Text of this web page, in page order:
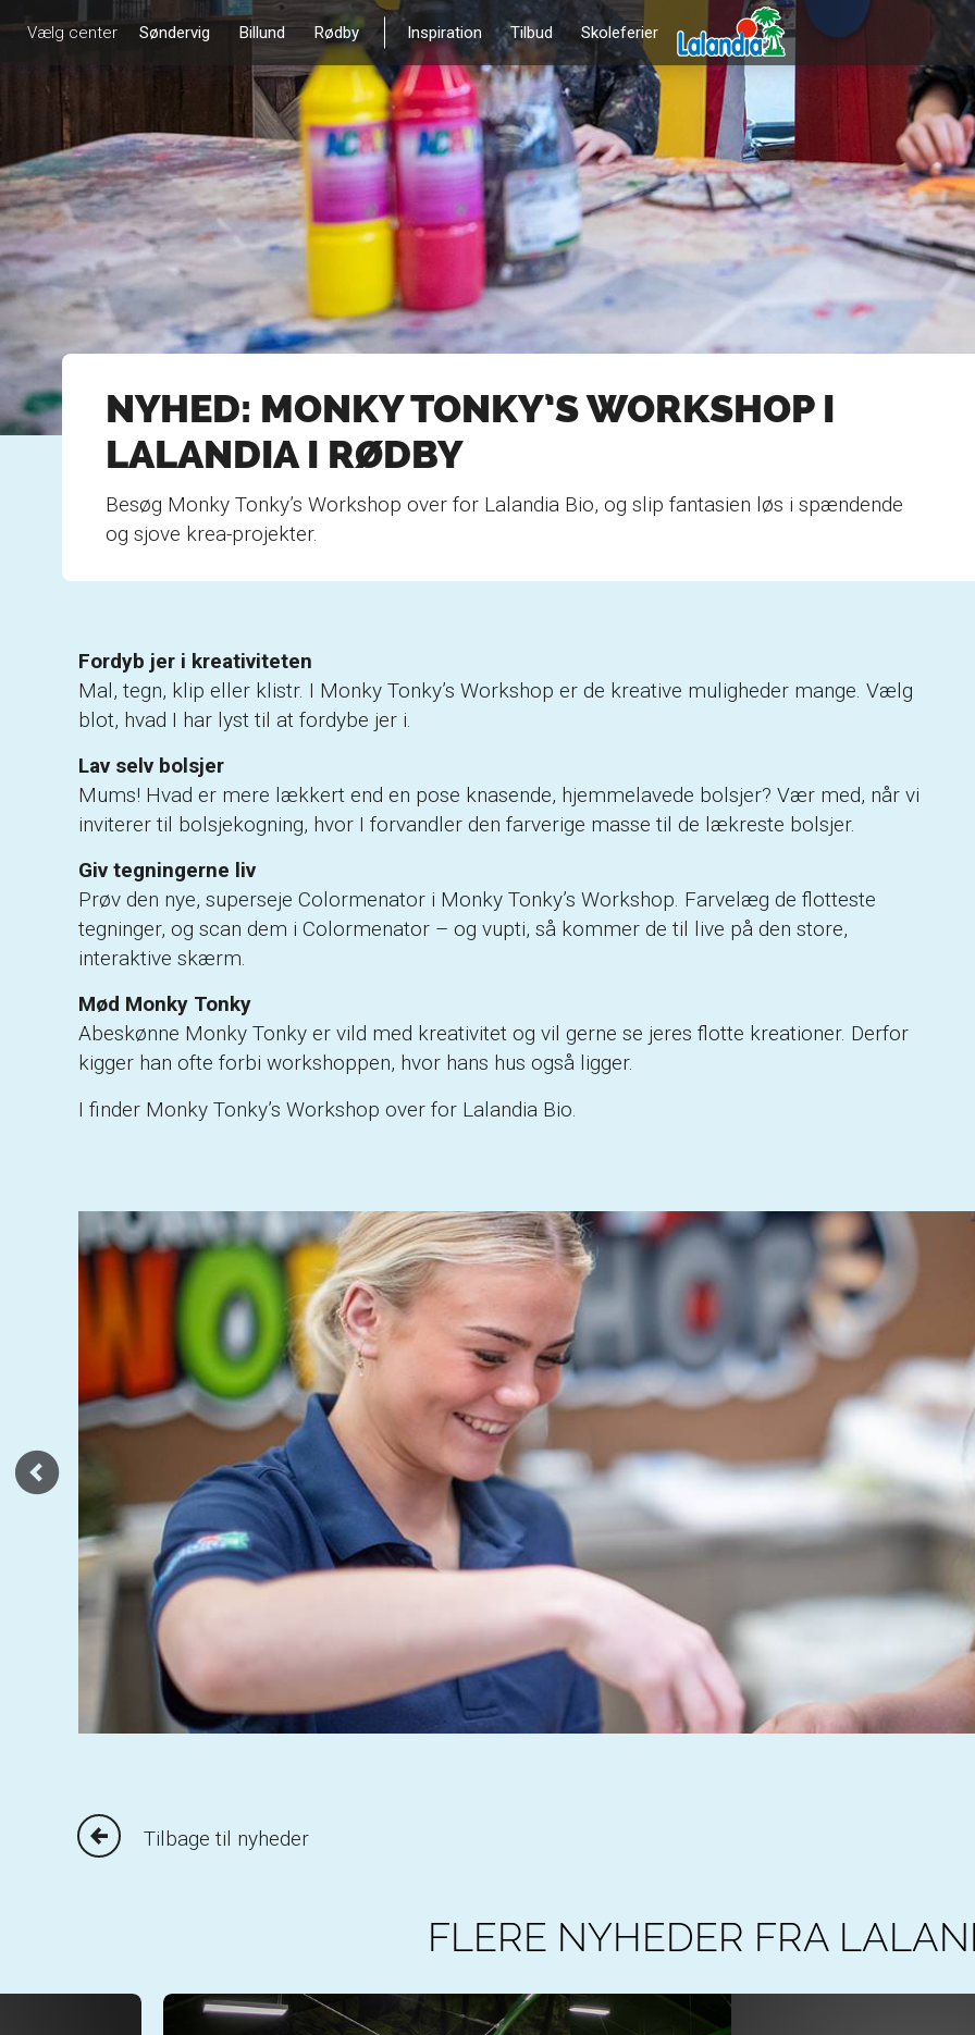
Vælg center Søndervig Billund Rødby Inspiration Tilbud Skoleferier
NYHED: MONKY TONKY’S WORKSHOP I
LALANDIA I RØDBY
Besøg Monky Tonky’s Workshop over for Lalandia Bio, og slip fantasien løs i spændende
og sjove krea-projekter.
Fordyb jer i kreativiteten
Mal, tegn, klip eller klistr. I Monky Tonky’s Workshop er de kreative muligheder mange. Vælg
blot, hvad I har lyst til at fordybe jer i.
Lav selv bolsjer
Mums! Hvad er mere lækkert end en pose knasende, hjemmelavede bolsjer? Vær med, når vi
inviterer til bolsjekogning, hvor I forvandler den farverige masse til de lækreste bolsjer.
Giv tegningerne liv
Prøv den nye, superseje Colormenator i Monky Tonky’s Workshop. Farvelæg de flotteste
tegninger, og scan dem i Colormenator – og vupti, så kommer de til live på den store,
interaktive skærm.
Mød Monky Tonky
Abeskønne Monky Tonky er vild med kreativitet og vil gerne se jeres flotte kreationer. Derfor
kigger han ofte forbi workshoppen, hvor hans hus også ligger.
I finder Monky Tonky’s Workshop over for Lalandia Bio.
Tilbage til nyheder
FLERE NYHEDER FRA